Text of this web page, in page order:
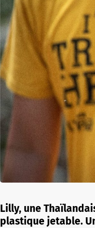
Lilly, une
plastique jetable.